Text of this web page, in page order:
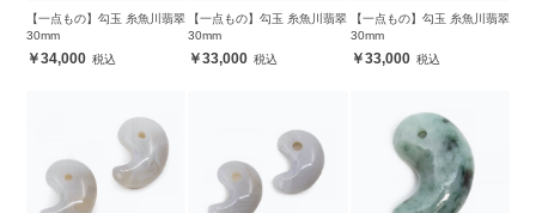
【一点もの】勾玉 糸魚川翡翠
30mm
34,000
【一点もの】勾玉 糸魚川翡翠
30mm
33,000
【一点もの】勾玉 糸魚川翡翠
30mm
33,000